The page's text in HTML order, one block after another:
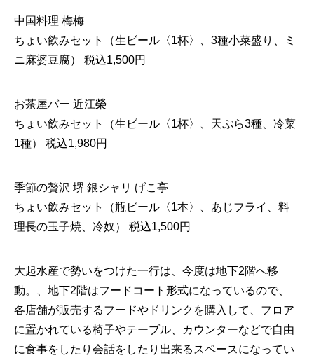
中国料理 梅梅
ちょい飲みセット（生ビール〈1杯〉、3種小菜盛り、ミ
ニ麻婆豆腐） 税込1,500円
お茶屋バー 近江榮
ちょい飲みセット（生ビール〈1杯〉、天ぷら3種、冷菜
1種） 税込1,980円
季節の贅沢 堺 銀シャリ げこ亭
ちょい飲みセット（瓶ビール〈1本〉、あじフライ、料
理長の玉子焼、冷奴） 税込1,500円
大起水産で勢いをつけた一行は、今度は地下2階へ移
動。、地下2階はフードコート形式になっているので、
各店舗が販売するフードやドリンクを購入して、フロア
に置かれている椅子やテーブル、カウンターなどで自由
に食事をしたり会話をしたり出来るスペースになってい